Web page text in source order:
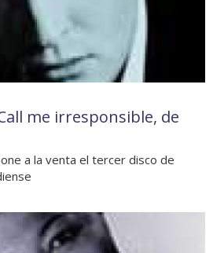
me irresponsible, de
a la venta el tercer disco de